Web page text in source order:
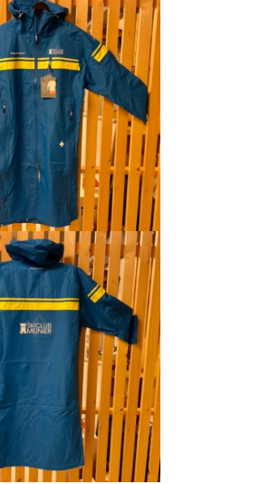
était :
CHF 129.00.
est :
CHF 69.00.